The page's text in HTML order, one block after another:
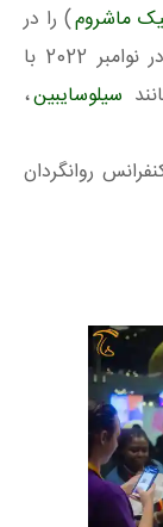
ماشروم) را در
سال 2019 جرم زدایی کرد. کل ایالت بعداً در نوامبر 2022 با
سیلوسایبین،
روانگردان